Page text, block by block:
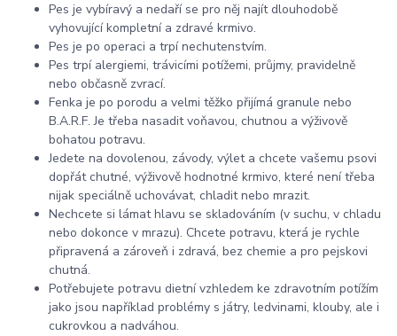
Pes je vybíravý a nedaří se pro něj najít dlouhodobě
vyhovující kompletní a zdravé krmivo.
Pes je po operaci a trpí nechutenstvím.
Pes trpí alergiemi, trávicími potížemi, průjmy, pravidelně
nebo občasně zvrací.
Fenka je po porodu a velmi těžko přijímá granule nebo
B.A.R.F. Je třeba nasadit voňavou, chutnou a výživově
bohatou potravu.
Jedete na dovolenou, závody, výlet a chcete vašemu psovi
dopřát chutné, výživově hodnotné krmivo, které není třeba
nijak speciálně uchovávat, chladit nebo mrazit.
Nechcete si lámat hlavu se skladováním (v suchu, v chladu
nebo dokonce v mrazu). Chcete potravu, která je rychle
připravená a zároveň i zdravá, bez chemie a pro pejskovi
chutná.
Potřebujete potravu dietní vzhledem ke zdravotním potížím
jako jsou například problémy s játry, ledvinami, klouby, ale i
cukrovkou a nadváhou.